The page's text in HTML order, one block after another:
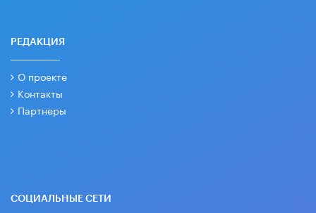
РЕДАКЦИЯ
О проекте
Контакты
Партнеры
СОЦИАЛЬНЫЕ СЕТИ